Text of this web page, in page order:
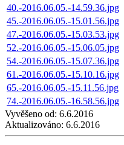
40.-2016.06.05.-14.59.36.jpg
45.-2016.06.05.-15.01.56.jpg
47.-2016.06.05.-15.03.53.jpg
52.-2016.06.05.-15.06.05.jpg
54.-2016.06.05.-15.07.36.jpg
61.-2016.06.05.-15.10.16.jpg
65.-2016.06.05.-15.11.56.jpg
74.-2016.06.05.-16.58.56.jpg
Vyvěšeno od: 6.6.2016
Aktualizováno: 6.6.2016